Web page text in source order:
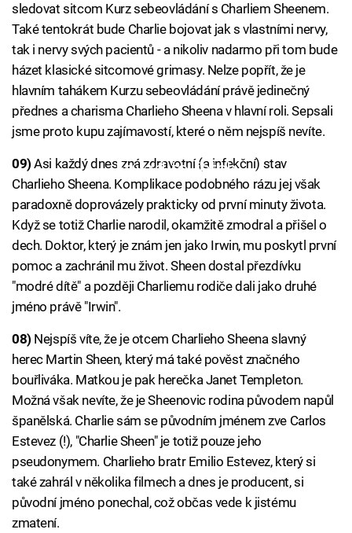
sledovat sitcom Kurz sebeovládání s Charliem Sheenem.
Také tentokrát bude Charlie bojovat jak s vlastními nervy,
tak i nervy svých pacientů - a nikoliv nadarmo při tom bude
házet klasické sitcomové grimasy. Nelze popřít, že je
hlavním tahákem Kurzu sebeovládání právě jedinečný
přednes a charisma Charlieho Sheena v hlavní roli. Sepsali
jsme proto kupu zajímavostí, které o něm nejspíš nevíte.
Failed to fetch
09) Asi každý dnes zná zdravotní (a infekční) stav
Charlieho Sheena. Komplikace podobného rázu jej však
paradoxně doprovázely prakticky od první minuty života.
Když se totiž Charlie narodil, okamžitě zmodral a přišel o
dech. Doktor, který je znám jen jako Irwin, mu poskytl první
pomoc a zachránil mu život. Sheen dostal přezdívku
"modré dítě" a později Charliemu rodiče dali jako druhé
jméno právě "Irwin".
08) Nejspíš víte, že je otcem Charlieho Sheena slavný
herec Martin Sheen, který má také pověst značného
bouřliváka. Matkou je pak herečka Janet Templeton.
Možná však nevíte, že je Sheenovic rodina původem napůl
španělská. Charlie sám se původním jménem zve Carlos
Estevez (!), "Charlie Sheen" je totiž pouze jeho
pseudonymem. Charlieho bratr Emilio Estevez, který si
také zahrál v několika filmech a dnes je producent, si
původní jméno ponechal, což občas vede k jistému
zmatení.